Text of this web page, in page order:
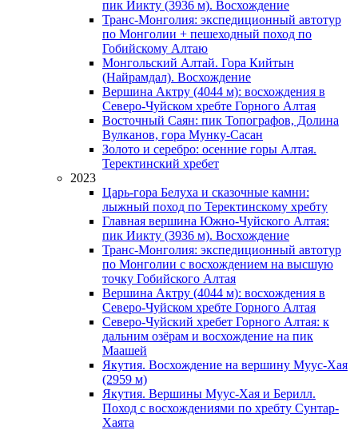
пик Иикту (3936 м). Восхождение
Транс-Монголия: экспедиционный автотур
по Монголии + пешеходный поход по
Гобийскому Алтаю
Монгольский Алтай. Гора Кийтын
(Найрамдал). Восхождение
Вершина Актру (4044 м): восхождения в
Северо-Чуйском хребте Горного Алтая
Восточный Саян: пик Топографов, Долина
Вулканов, гора Мунку-Сасан
Золото и серебро: осенние горы Алтая.
Теректинский хребет
2023
Царь-гора Белуха и сказочные камни:
лыжный поход по Теректинскому хребту
Главная вершина Южно-Чуйского Алтая:
пик Иикту (3936 м). Восхождение
Транс-Монголия: экспедиционный автотур
по Монголии с восхождением на высшую
точку Гобийского Алтая
Вершина Актру (4044 м): восхождения в
Северо-Чуйском хребте Горного Алтая
Северо-Чуйский хребет Горного Алтая: к
дальним озёрам и восхождение на пик
Маашей
Якутия. Восхождение на вершину Муус-Хая
(2959 м)
Якутия. Вершины Муус-Хая и Берилл.
Поход с восхождениями по хребту Сунтар-
Хаята